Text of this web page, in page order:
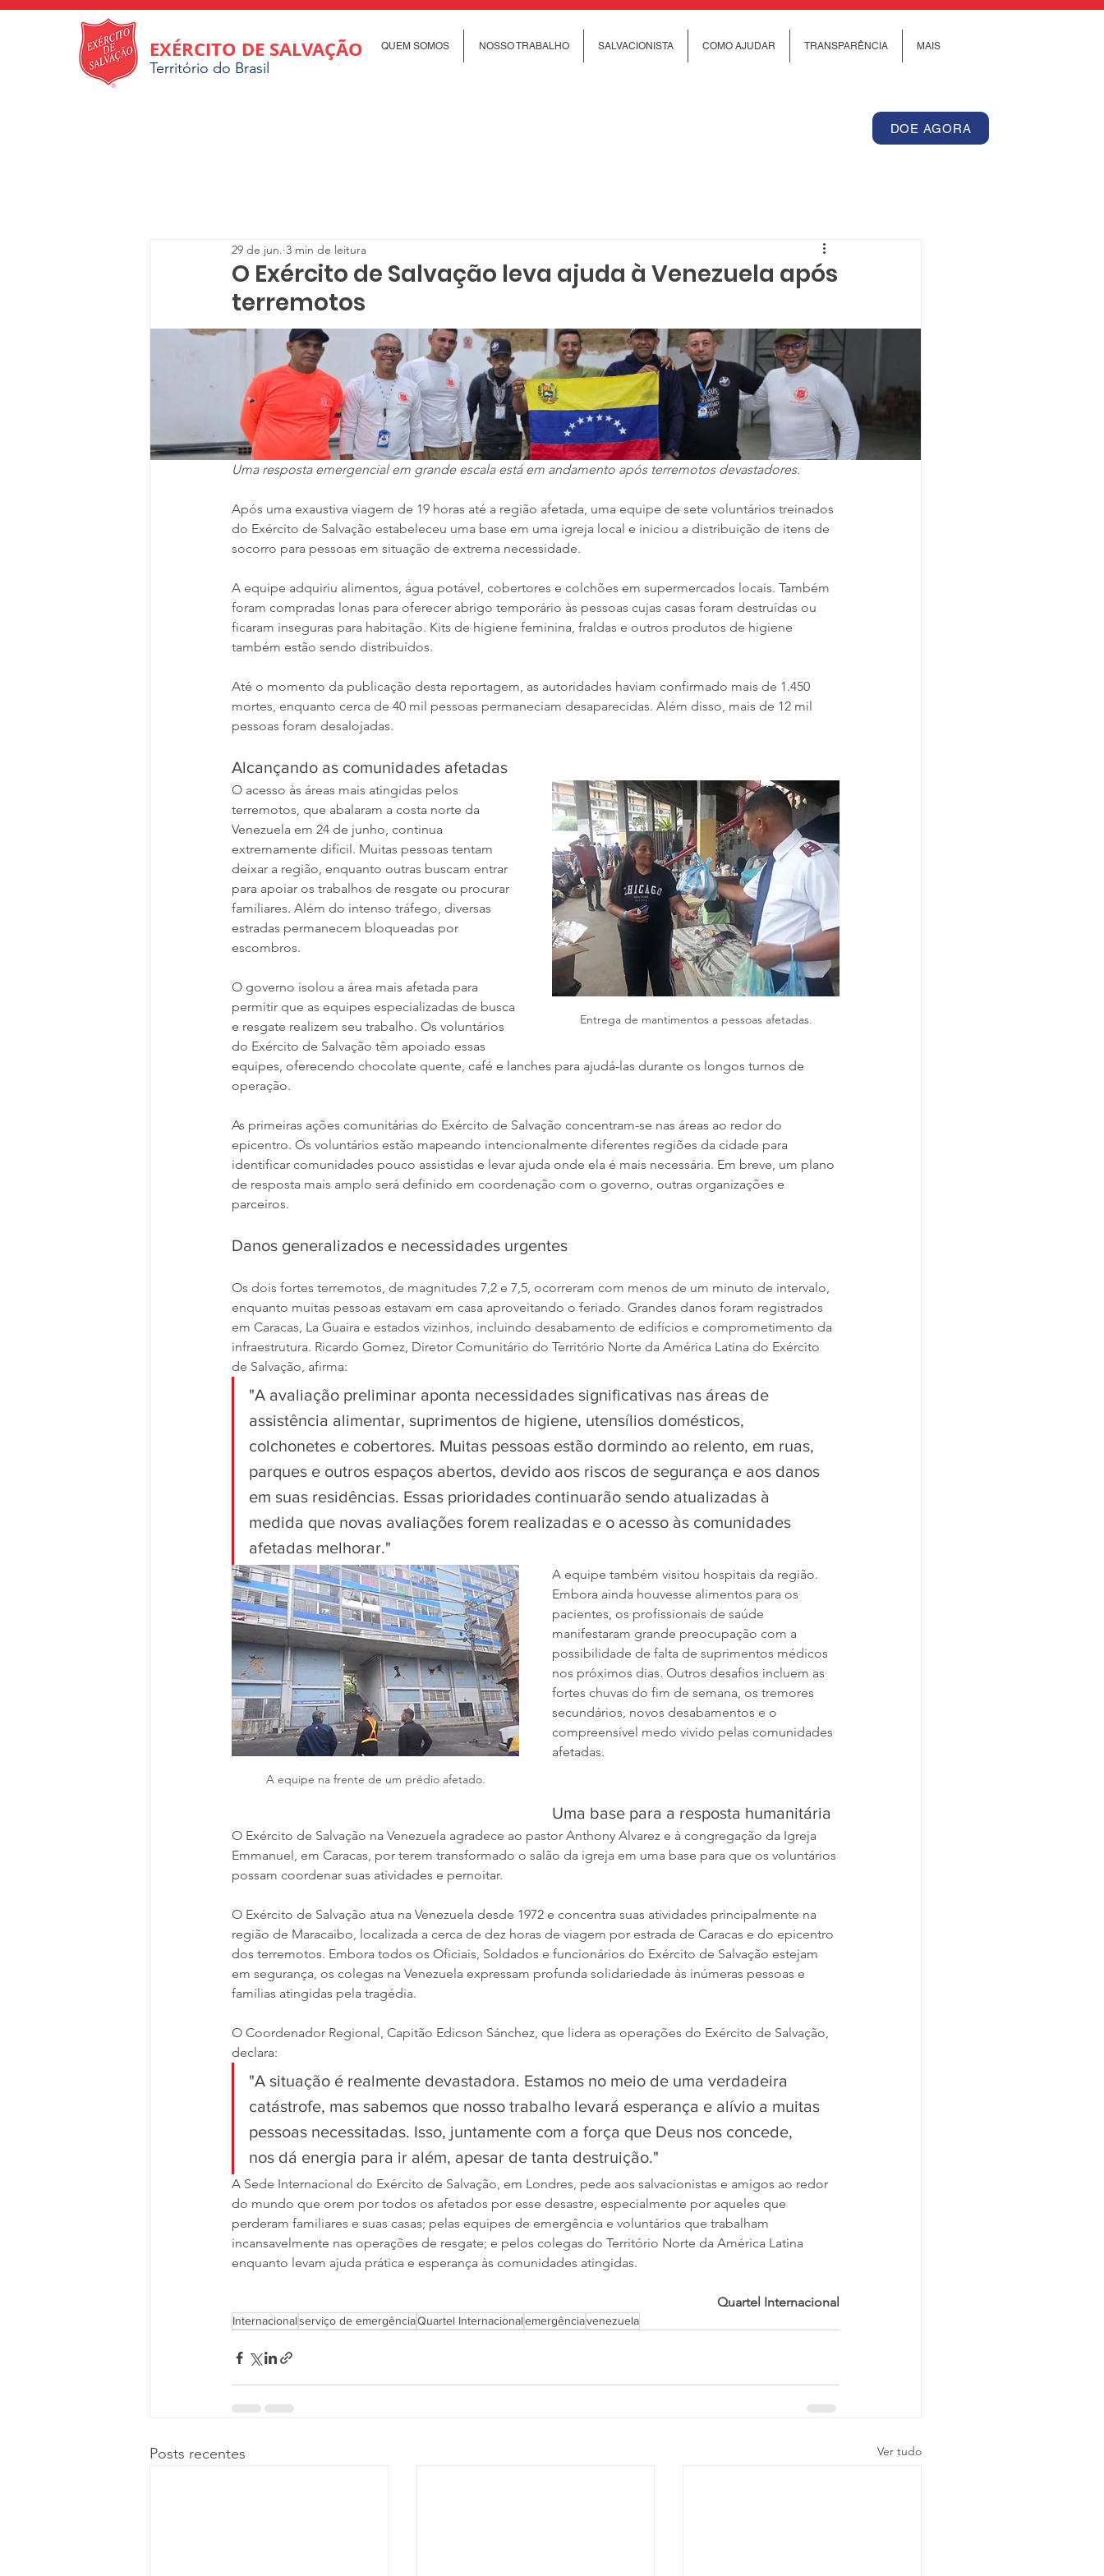
QUEM SOMOS NOSSO TRABALHO SALVACIONISTA COMO AJUDAR TRANSPARÊNCIA MAIS
EXÉRCITO DE SALVAÇÃO
Território do Brasil
DOE AGORA
O Exército de Salvação leva ajuda à Venezuela após
terremotos
29 de jun. 3 min de leitura
Uma resposta emergencial em grande escala está em andamento após terremotos devastadores.
Após uma exaustiva viagem de 19 horas até a região afetada, uma equipe de sete voluntários treinados
do Exército de Salvação estabeleceu uma base em uma igreja local e iniciou a distribuição de itens de
socorro para pessoas em situação de extrema necessidade.
A equipe adquiriu alimentos, água potável, cobertores e colchões em supermercados locais. Também
foram compradas lonas para oferecer abrigo temporário às pessoas cujas casas foram destruídas ou
ficaram inseguras para habitação. Kits de higiene feminina, fraldas e outros produtos de higiene
também estão sendo distribuídos.
Até o momento da publicação desta reportagem, as autoridades haviam confirmado mais de 1.450
mortes, enquanto cerca de 40 mil pessoas permaneciam desaparecidas. Além disso, mais de 12 mil
pessoas foram desalojadas.
Alcançando as comunidades afetadas
Entrega de mantimentos a pessoas afetadas.
O acesso às áreas mais atingidas pelos
terremotos, que abalaram a costa norte da
Venezuela em 24 de junho, continua
extremamente difícil. Muitas pessoas tentam
deixar a região, enquanto outras buscam entrar
para apoiar os trabalhos de resgate ou procurar
familiares. Além do intenso tráfego, diversas
estradas permanecem bloqueadas por
escombros.
O governo isolou a área mais afetada para
permitir que as equipes especializadas de busca
e resgate realizem seu trabalho. Os voluntários
do Exército de Salvação têm apoiado essas
equipes, oferecendo chocolate quente, café e lanches para ajudá-las durante os longos turnos de
operação.
As primeiras ações comunitárias do Exército de Salvação concentram-se nas áreas ao redor do
epicentro. Os voluntários estão mapeando intencionalmente diferentes regiões da cidade para
identificar comunidades pouco assistidas e levar ajuda onde ela é mais necessária. Em breve, um plano
de resposta mais amplo será definido em coordenação com o governo, outras organizações e
parceiros.
Danos generalizados e necessidades urgentes
Os dois fortes terremotos, de magnitudes 7,2 e 7,5, ocorreram com menos de um minuto de intervalo,
enquanto muitas pessoas estavam em casa aproveitando o feriado. Grandes danos foram registrados
em Caracas, La Guaira e estados vizinhos, incluindo desabamento de edifícios e comprometimento da
infraestrutura. Ricardo Gomez, Diretor Comunitário do Território Norte da América Latina do Exército
de Salvação, afirma:
"A avaliação preliminar aponta necessidades significativas nas áreas de
assistência alimentar, suprimentos de higiene, utensílios domésticos,
colchonetes e cobertores. Muitas pessoas estão dormindo ao relento, em ruas,
parques e outros espaços abertos, devido aos riscos de segurança e aos danos
em suas residências. Essas prioridades continuarão sendo atualizadas à
medida que novas avaliações forem realizadas e o acesso às comunidades
afetadas melhorar."
A equipe na frente de um prédio afetado.
A equipe também visitou hospitais da região.
Embora ainda houvesse alimentos para os
pacientes, os profissionais de saúde
manifestaram grande preocupação com a
possibilidade de falta de suprimentos médicos
nos próximos dias. Outros desafios incluem as
fortes chuvas do fim de semana, os tremores
secundários, novos desabamentos e o
compreensível medo vivido pelas comunidades
afetadas.
Uma base para a resposta humanitária
O Exército de Salvação na Venezuela agradece ao pastor Anthony Alvarez e à congregação da Igreja
Emmanuel, em Caracas, por terem transformado o salão da igreja em uma base para que os voluntários
possam coordenar suas atividades e pernoitar.
O Exército de Salvação atua na Venezuela desde 1972 e concentra suas atividades principalmente na
região de Maracaibo, localizada a cerca de dez horas de viagem por estrada de Caracas e do epicentro
dos terremotos. Embora todos os Oficiais, Soldados e funcionários do Exército de Salvação estejam
em segurança, os colegas na Venezuela expressam profunda solidariedade às inúmeras pessoas e
famílias atingidas pela tragédia.
O Coordenador Regional, Capitão Edicson Sánchez, que lidera as operações do Exército de Salvação,
declara:
"A situação é realmente devastadora. Estamos no meio de uma verdadeira
catástrofe, mas sabemos que nosso trabalho levará esperança e alívio a muitas
pessoas necessitadas. Isso, juntamente com a força que Deus nos concede,
nos dá energia para ir além, apesar de tanta destruição."
A Sede Internacional do Exército de Salvação, em Londres, pede aos salvacionistas e amigos ao redor
do mundo que orem por todos os afetados por esse desastre, especialmente por aqueles que
perderam familiares e suas casas; pelas equipes de emergência e voluntários que trabalham
incansavelmente nas operações de resgate; e pelos colegas do Território Norte da América Latina
enquanto levam ajuda prática e esperança às comunidades atingidas.
Quartel Internacional
Internacionalserviço de emergênciaQuartel Internacionalemergênciavenezuela
Posts recentes Ver tudo